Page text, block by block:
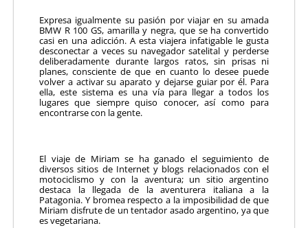
Expresa igualmente su pasión por viajar en su amada
BMW R 100 GS, amarilla y negra, que se ha convertido
casi en una adicción. A esta viajera infatigable le gusta
desconectar a veces su navegador satelital y perderse
deliberadamente durante largos ratos, sin prisas ni
planes, consciente de que en cuanto lo desee puede
volver a activar su aparato y dejarse guiar por él. Para
ella, este sistema es una vía para llegar a todos los
lugares que siempre quiso conocer, así como para
encontrarse con la gente.
El viaje de Miriam se ha ganado el seguimiento de
diversos sitios de Internet y blogs relacionados con el
motociclismo y con la aventura; un sitio argentino
destaca la llegada de la aventurera italiana a la
Patagonia. Y bromea respecto a la imposibilidad de que
Miriam disfrute de un tentador asado argentino, ya que
es vegetariana.